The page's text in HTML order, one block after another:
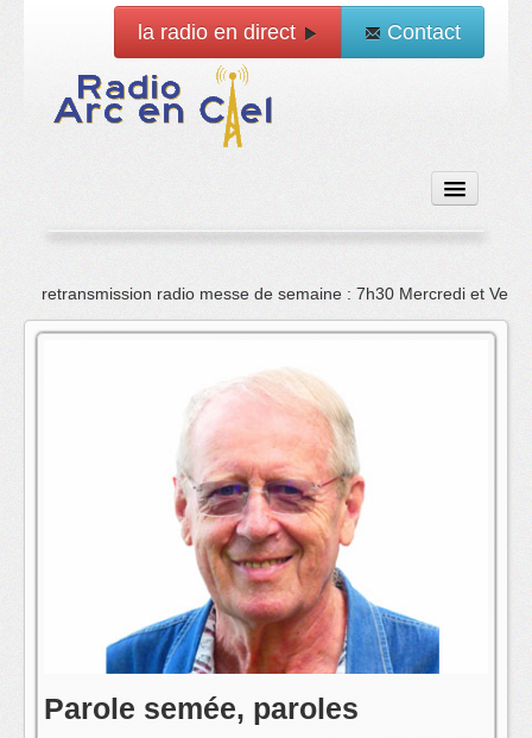
la radio en direct Contact
Accueil
Emissions
retransmission radio messe de semaine : 7h30 Mercredi et
Parole semée, paroles